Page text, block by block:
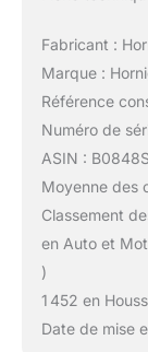
Fabricant :
Marque :
Référence
Numéro de
ASIN :
Moyenne des
Classement
en Auto et
)
1 452 en
Date de mise